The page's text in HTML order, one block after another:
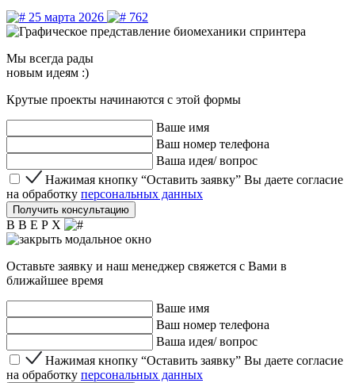
25 марта 2026 762
Мы всегда рады
новым идеям :)
Крутые проекты начинаются с этой формы
Ваше имя
Ваш номер телефона
Ваша идея/ вопрос
Нажимая кнопку “Оставить заявку” Вы даете согласие
Нажимая кнопку “Оставить заявку” Вы даете согласие
на обработку персональных данных
Получить консультацию
В В Е Р Х
Оставьте заявку и наш менеджер свяжется с Вами в
ближайшее время
Ваше имя
Ваш номер телефона
Ваша идея/ вопрос
Нажимая кнопку “Оставить заявку” Вы даете согласие
Нажимая кнопку “Оставить заявку” Вы даете согласие
на обработку персональных данных